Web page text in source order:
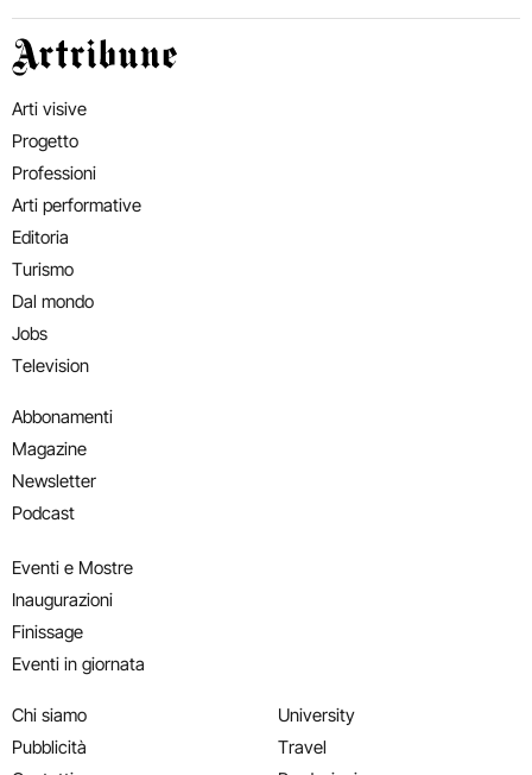
Artribune
Arti visive
Progetto
Professioni
Arti performative
Editoria
Turismo
Dal mondo
Jobs
Television
Abbonamenti
Magazine
Newsletter
Podcast
Eventi e Mostre
Inaugurazioni
Finissage
Eventi in giornata
Chi siamo
Pubblicità
University
Travel